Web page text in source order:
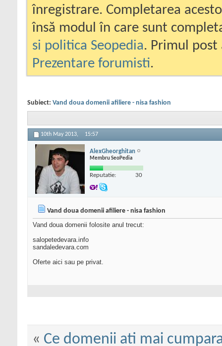
înregistrare. Completarea
însă modul în care sunt
si politica Seopedia. Primul
Prezentare forumisti.
Subiect: Vand doua domenii afiliere - nisa fashion
10th May 2013, 15:57
AlexGheorghitan
Membru SeoPedia
Reputatie: 30
Vand doua domenii afiliere - nisa fashion
Vand doua domenii folosite anul trecut:
salopetedevara.info
sandaledevara.com
Oferte aici sau pe privat.
« Ce domenii ati mai